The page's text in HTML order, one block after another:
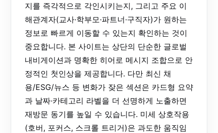
지를 즉각적으로 각인시키는지, 그리고 주요 이
해관계자(교사·학부모·파트너·구직자)가 원하는
정보로 빠르게 이동할 수 있는지 확인하는 것이
중요합니다. 본 사이트는 상단의 단순한 글로벌
내비게이션과 명확한 히어로 메시지 조합으로 안
정적인 첫인상을 제공합니다. 다만 최신 채
용/ESG/뉴스 등 변화가 잦은 섹션은 카드형 요약
과 날짜·카테고리 라벨을 더 선명하게 노출하면
재방문 동기를 높일 수 있습니다. 미세 상호작용
(호버, 포커스, 스크롤 트리거)은 과도한 움직임